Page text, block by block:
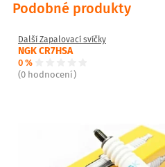
Podobné produkty
Další Zapalovací svíčky
NGK CR7HSA
0 %
(0 hodnocení)